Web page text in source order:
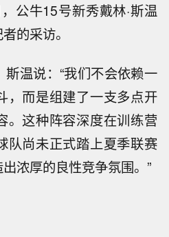
公牛15号新秀戴林·斯温
的采访。
温说：“我们不会依赖一
，而是组建了一支多点开
。这种阵容深度在训练营
队尚未正式踏上夏季联赛
浓厚的良性竞争氛围。”